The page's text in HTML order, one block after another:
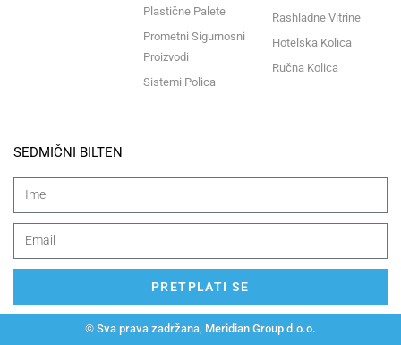
Plastične Palete
Prometni Sigurnosni
Proizvodi
Sistemi Polica
Rashladne Vitrine
Hotelska Kolica
Ručna Kolica
SEDMIČNI BILTEN
PRETPLATI SE
© Sva prava zadržana, Meridian Group d.o.o.